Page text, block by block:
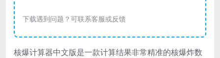
下载遇到问题？可联系客服或反馈
核爆计算器中文版是一款计算结果非常精准的核爆炸数